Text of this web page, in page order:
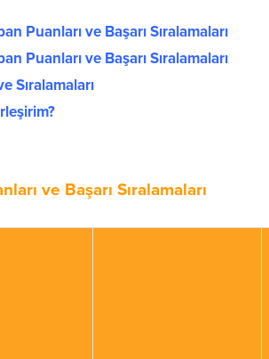
Puanları ve Başarı Sıralamaları
Puanları ve Başarı Sıralamaları
Sıralamaları
ve Başarı Sıralamaları